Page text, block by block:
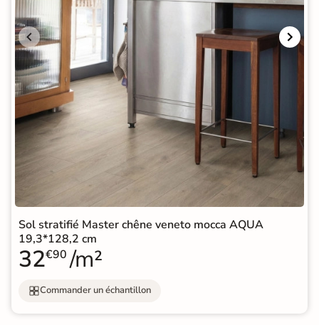
Sol stratifié Master chêne veneto mocca AQUA
19,3*128,2 cm
32€90 /m²
Commander un échantillon